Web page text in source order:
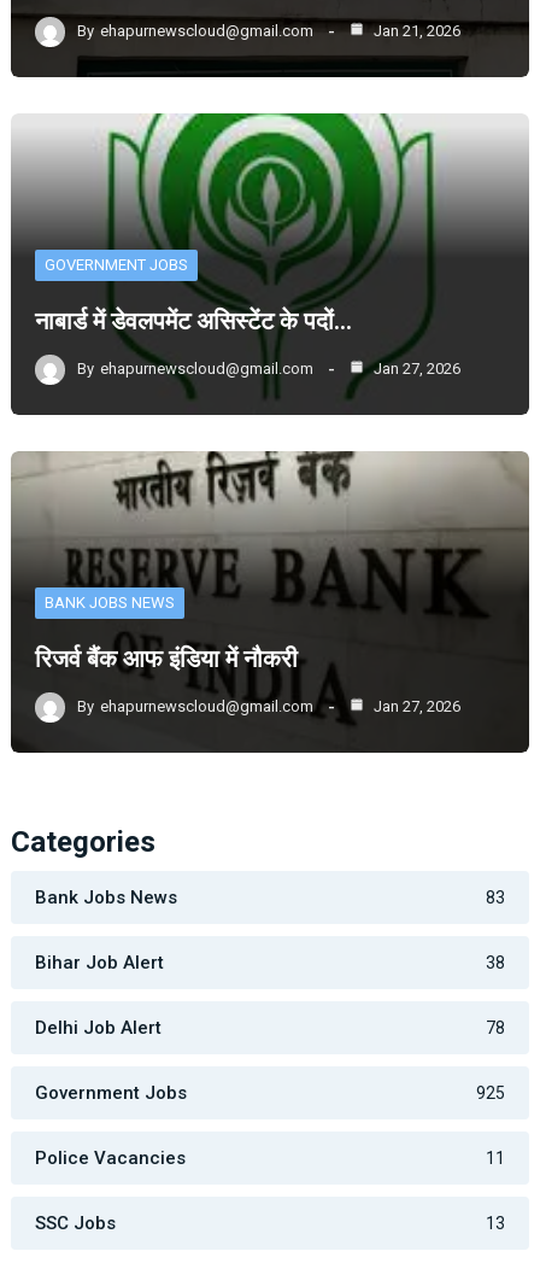
By ehapurnewscloud@gmail.com Jan 21, 2026
GOVERNMENT JOBS
नाबार्ड में डेवलपमेंट असिस्टेंट के पदों…
By ehapurnewscloud@gmail.com Jan 27, 2026
BANK JOBS NEWS
रिजर्व बैंक आफ इंडिया में नौकरी
By ehapurnewscloud@gmail.com Jan 27, 2026
Categories
Bank Jobs News 83
Bihar Job Alert 38
Delhi Job Alert 78
Government Jobs 925
Police Vacancies 11
SSC Jobs 13